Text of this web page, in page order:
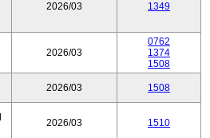
2026/03 1349
2026/03
0762
1374
1508
2026/03 1508
2026/03 1510